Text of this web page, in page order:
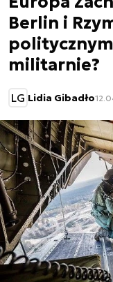
Berlin i
militarnie?
LG Lidia Gibadło